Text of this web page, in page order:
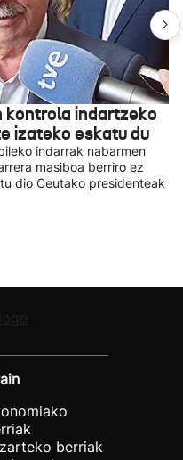
kontrola indartzeko
izateko eskatu du
indarrak nabarmen
masiboa berriro ez
dio Ceutako presidenteak
berriak